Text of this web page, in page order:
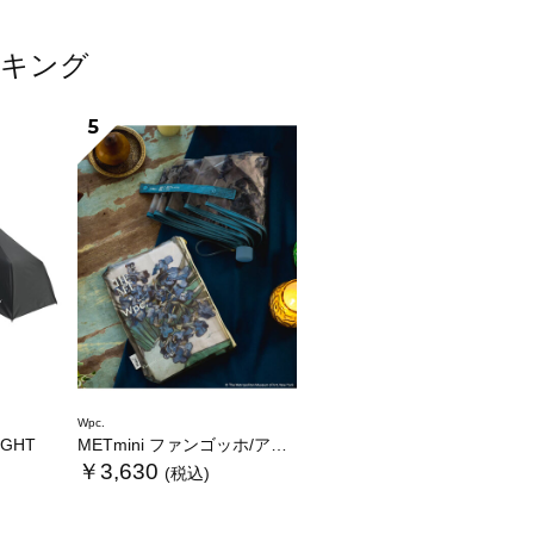
ング
5
Wpc.
METmini ファンゴッホ/アイリス
￥3,630 (税込)